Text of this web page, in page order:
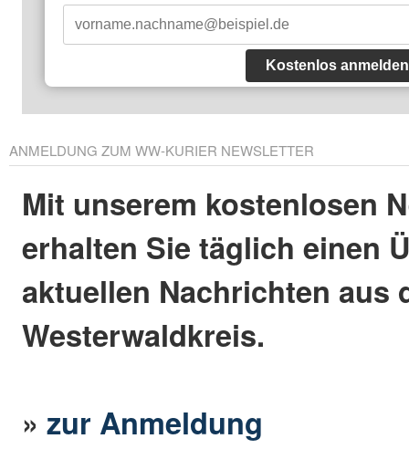
Kostenlos anmelden
ANMELDUNG ZUM WW-KURIER NEWSLETTER
Mit unserem kostenlosen
erhalten Sie täglich einen
aktuellen Nachrichten aus
Westerwaldkreis.
»zur Anmeldung